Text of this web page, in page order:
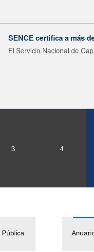
SENCE certifica a más
El Servicio Nacional de
3 4
Públicos